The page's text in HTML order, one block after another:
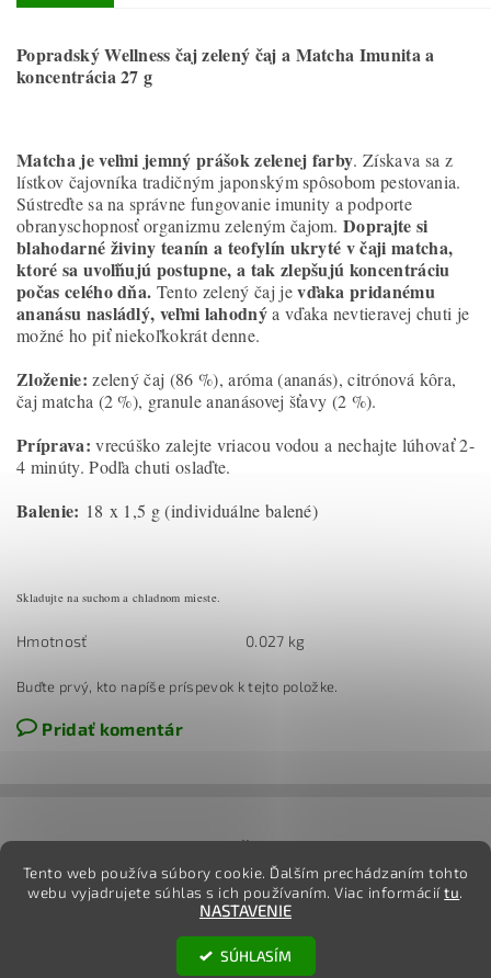
Popradský Wellness čaj zelený čaj a Matcha Imunita a
koncentrácia 27 g
Matcha je veľmi jemný prášok zelenej farby. Získava sa z
lístkov čajovníka tradičným japonským spôsobom pestovania.
Sústreďte sa na správne fungovanie imunity a podporte
obranyschopnosť organizmu zeleným čajom. Doprajte si
blahodarné živiny teanín a teofylín ukryté v čaji matcha,
ktoré sa uvoľňujú postupne, a tak zlepšujú koncentráciu
počas celého dňa. Tento zelený čaj jevďaka pridanému
ananásu nasládlý, veľmi lahodnýa vďaka nevtieravej chuti je
možné ho piť niekoľkokrát denne.
Zloženie: zelený čaj (86 %), aróma (ananás), citrónová kôra,
čaj matcha (2 %), granule ananásovej šťavy (2 %).
Príprava: vrecúško zalejte vriacou vodou a nechajte lúhovať 2-
4 minúty. Podľa chuti oslaďte.
Balenie: 18 x 1,5 g (individuálne balené)
Skladujte na suchom a chladnom mieste.
Hmotnosť 0.027 kg
Buďte prvý, kto napíše príspevok k tejto položke.
Pridať komentár
jj
Vytvoril Shoptet
Tento web používa súbory cookie. Ďalším prechádzaním tohto
webu vyjadrujete súhlas s ich používaním. Viac informáciítu.
NASTAVENIE
SÚHLASÍM